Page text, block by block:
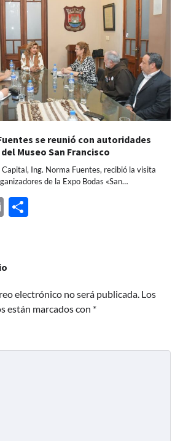
se reunió con autoridades
Museo San Francisco
Ing. Norma Fuentes, recibió la visita
de la Expo Bodas «San…
Email
electrónico no será publicada. Los
están marcados con *